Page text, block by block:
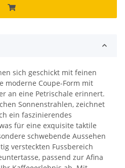
sich geschickt mit feinen
moderne Coupe-Form mit
an eine Petrischale erinnert.
Sonnenstrahlen, zeichnet
ein faszinierendes
für eine exquisite taktile
schwebende Aussehen
versteckten Fussbereich
passend zur Afina